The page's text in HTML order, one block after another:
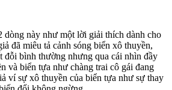
dòng này như một lời giải thích dành cho
đã miêu tả cảnh sóng biển xô thuyền,
đỗi bình thường nhưng qua cái nhìn đầy
và biển tựa như chàng trai cô gái đang
ví sự xô thuyền của biển tựa như sự thay